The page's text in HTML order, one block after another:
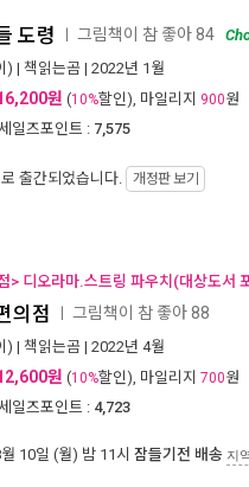
도령 그림책이 참 좋아 84
) | 책읽는곰 | 2022년 1월
원 (10%할인), 마일리지 900원
일즈포인트 : 7,575
출간되었습니다. 개정판 보기
> 디오라마.스트링 파우치(대상도서
의점 그림책이 참 좋아 88
) | 책읽는곰 | 2022년 4월
원 (10%할인), 마일리지 700원
일즈포인트 : 4,723
10일 (월) 밤 11시 잠들기전 배송 지